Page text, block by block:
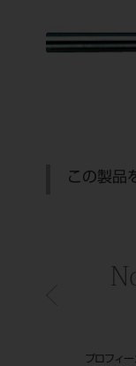
この製品
プロフィ